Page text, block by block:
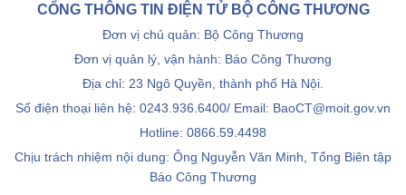
CỔNG THÔNG TIN ĐIỆN TỬ BỘ CÔNG THƯƠNG
Đơn vị chủ quản: Bộ Công Thương
Đơn vị quản lý, vận hành: Báo Công Thương
Địa chỉ: 23 Ngô Quyền, thành phố Hà Nội.
Số điện thoại liên hệ: 0243.936.6400/ Email: BaoCT@moit.gov.vn
Hotline: 0866.59.4498
Chịu trách nhiệm nội dung: Ông Nguyễn Văn Minh, Tổng Biên tập
Báo Công Thương